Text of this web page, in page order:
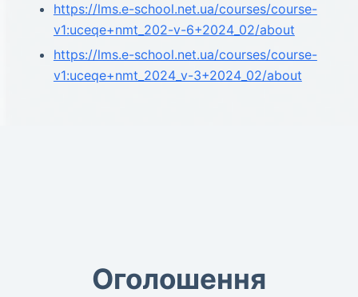
https://lms.e-school.net.ua/courses/course-
v1:uceqe+nmt_202-v-6+2024_02/about
https://lms.e-school.net.ua/courses/course-
v1:uceqe+nmt_2024_v-3+2024_02/about
Оголошення